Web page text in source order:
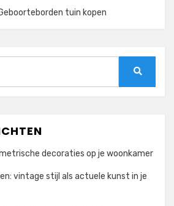
tuin kopen
decoraties op je woonkamer
vintage stijl als actuele kunst in je